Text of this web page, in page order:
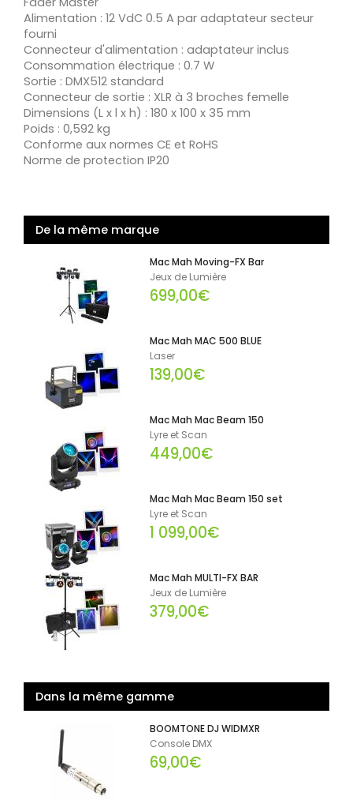
Alimentation : 12 VdC 0.5 A par adaptateur secteur
fourni
Connecteur d'alimentation : adaptateur inclus
Consommation électrique : 0.7 W
Sortie : DMX512 standard
Connecteur de sortie : XLR à 3 broches femelle
Dimensions (L x l x h) : 180 x 100 x 35 mm
Poids : 0,592 kg
Conforme aux normes CE et RoHS
Norme de protection IP20
De la même marque
Mac Mah Moving-FX Bar
Jeux de Lumière
699,00€
Mac Mah MAC 500 BLUE
Laser
139,00€
Mac Mah Mac Beam 150
Lyre et Scan
449,00€
Mac Mah Mac Beam 150 set
Lyre et Scan
1 099,00€
Mac Mah MULTI-FX BAR
Jeux de Lumière
379,00€
Dans la même gamme
BOOMTONE DJ WIDMXR
Console DMX
69,00€